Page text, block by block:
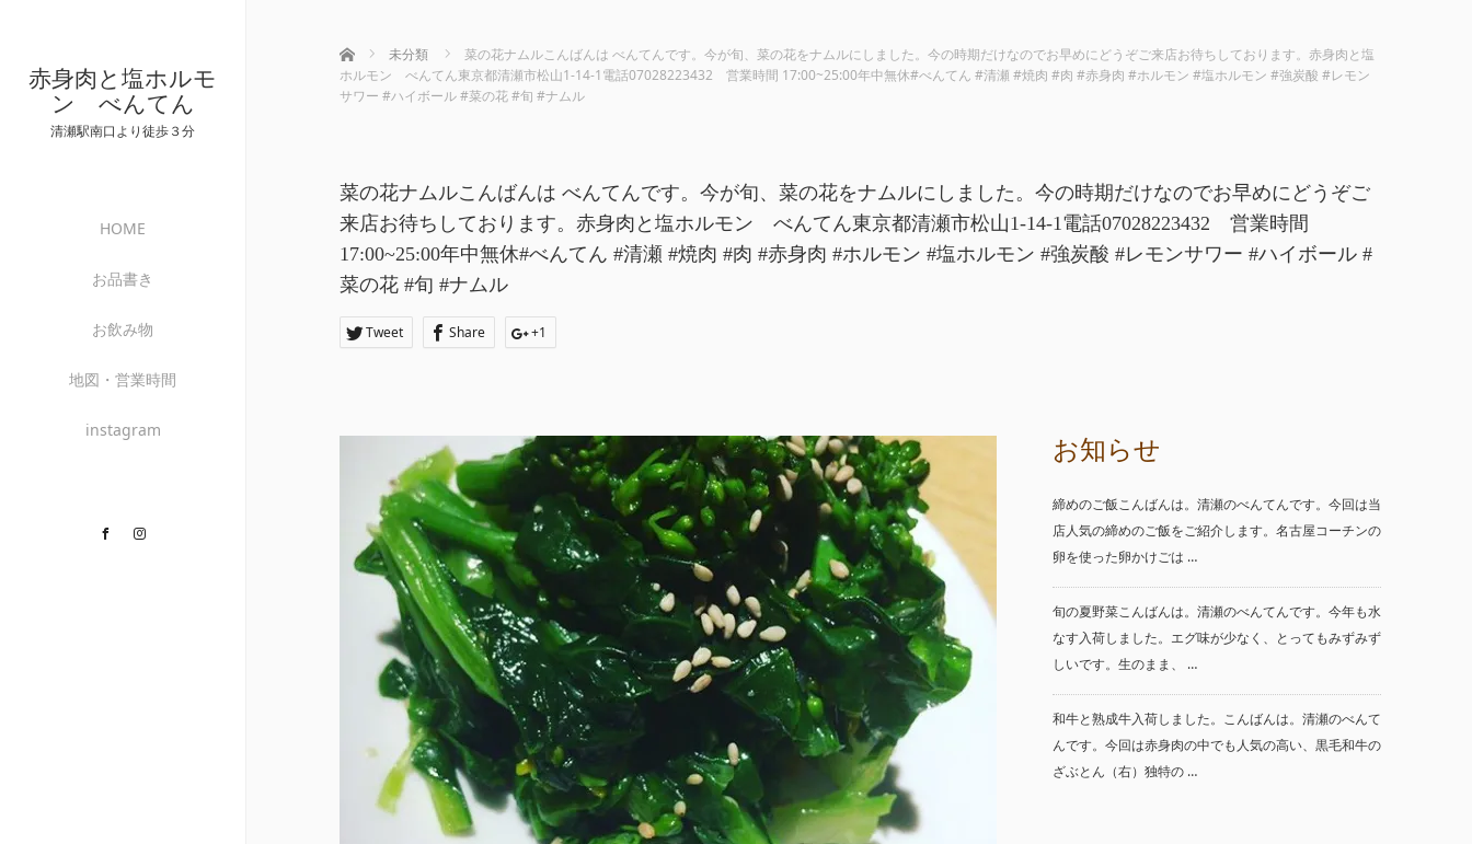
赤身肉と塩ホルモ
ン べんてん
清瀬駅南口より徒歩３分
HOME
お品書き
お飲み物
地図・営業時間
instagram
Facebook
ホーム 未分類
菜の花ナムルこんばんは べんてんです。今が旬、菜の花をナムルにしました。今の時期だけなのでお早めにどうぞご来店お待ちしております。赤身肉と塩
ホルモン べんてん東京都清瀬市松山1-14-1電話07028223432 営業時間 17:00~25:00年中無休#べんてん #清瀬 #焼肉 #肉 #赤身肉 #ホルモン #塩ホルモン #強炭酸 #レモン
サワー #ハイボール #菜の花 #旬 #ナムル
菜の花ナムルこんばんは べんてんです。今が旬、菜の花をナムルにしました。今の時期だけなのでお早めにどうぞご
来店お待ちしております。赤身肉と塩ホルモン べんてん東京都清瀬市松山1-14-1電話07028223432 営業時間
17:00~25:00年中無休#べんてん #清瀬 #焼肉 #肉 #赤身肉 #ホルモン #塩ホルモン #強炭酸 #レモンサワー #ハイボール #
菜の花 #旬 #ナムル
Tweet Share +1
お知らせ
締めのご飯こんばんは。清瀬のべんてんです。今回は当
店人気の締めのご飯をご紹介します。名古屋コーチンの
卵を使った卵かけごは …
旬の夏野菜こんばんは。清瀬のべんてんです。今年も水
なす入荷しました。エグ味が少なく、とってもみずみず
しいです。生のまま、 …
和牛と熟成牛入荷しました。こんばんは。清瀬のべんて
んです。今回は赤身肉の中でも人気の高い、黒毛和牛の
ざぶとん（右）独特の …